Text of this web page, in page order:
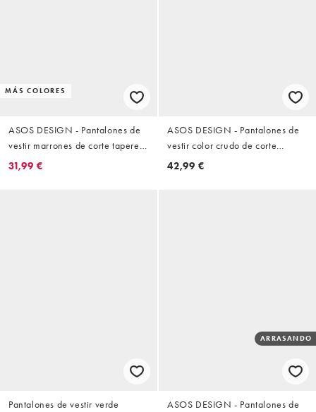
MÁS COLORES
ASOS DESIGN - Pantalones de
vestir marrones de corte tapered
con raya diplomática y cinturilla
31,99 €
ASOS DESIGN - Pantalones de
vestir color crudo de corte
tapered extragrande con pinzas
42,99 €
Pantalones de vestir verde
ARRASANDO
ASOS DESIGN - Pantalones de